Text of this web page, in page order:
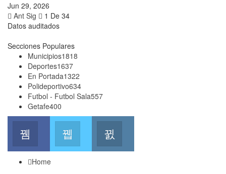
Jun 29, 2026
Ant Sig
1 De 34
Datos auditados
Secciones Populares
Municipios1818
Deportes1637
En Portada1322
Polideportivo634
Futbol - Futbol Sala557
Getafe400
Facebook
Join us on FacebookJoin us on Twitter
Home